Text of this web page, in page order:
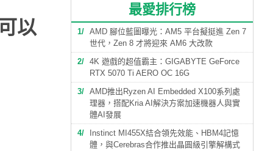
以
最愛排行榜
1
AMD 腳位藍圖曝光：AM5 平台擬挺進 Zen 7
世代，Zen 8 才將迎來 AM6 大改款
2
4K 遊戲的超值霸主：GIGABYTE GeForce
RTX 5070 Ti AERO OC 16G
3
AMD推出Ryzen AI Embedded X100系列處
理器，搭配Kria AI解決方案加速機器人與實
體AI發展
4
Instinct MI455X結合領先效能、HBM4記憶
體，與Cerebras合作推出晶圓級引擎解構式